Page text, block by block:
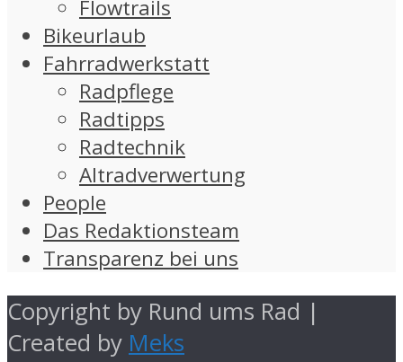
Flowtrails
Bikeurlaub
Fahrradwerkstatt
Radpflege
Radtipps
Radtechnik
Altradverwertung
People
Das Redaktionsteam
Transparenz bei uns
Copyright by Rund ums Rad |
Created by Meks